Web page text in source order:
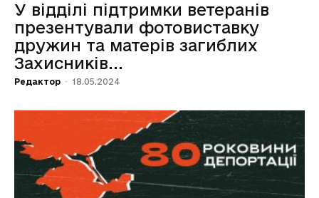
У відділі підтримки ветеранів
презентували фотовиставку
дружин та матерів загиблих
Захисників...
Редактор - 18.05.2024